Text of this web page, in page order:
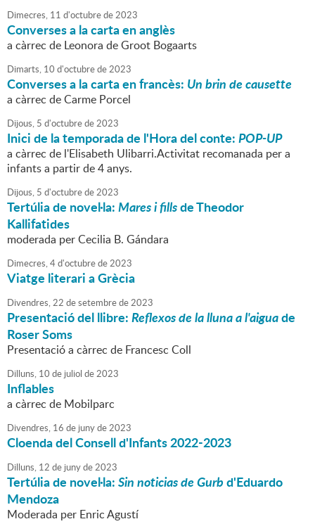
Dimecres, 11 d'octubrede2023
Converses a la carta en anglès
a càrrec de Leonora de Groot Bogaarts
Dimarts, 10 d'octubrede2023
Converses a la carta en francès: Un brin de causette
a càrrec de Carme Porcel
Dijous, 5 d'octubrede2023
Inici de la temporada de l'Hora del conte:POP-UP
a càrrec de l'Elisabeth Ulibarri.Activitat recomanada per a
infants a partir de 4 anys.
Dijous, 5 d'octubrede2023
Tertúlia de novel·la:Mares i fillsde Theodor
Kallifatides
moderada per Cecilia B. Gándara
Dimecres,4d'octubrede2023
Viatge literari a Grècia
Divendres,22 desetembrede2023
Presentació del llibre:Reflexos de la lluna a l'aiguade
Roser Soms
Presentació a càrrec de Francesc Coll
Dilluns, 10 de juliol de2023
Inflables
a càrrec de Mobilparc
Divendres, 16 de junyde2023
Cloenda del Consell d'Infants 2022-2023
Dilluns, 12 de junyde2023
Tertúlia de novel·la:Sin noticias de Gurbd'Eduardo
Mendoza
Moderada per Enric Agustí